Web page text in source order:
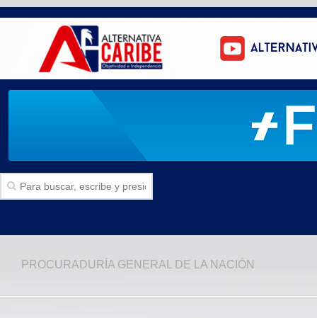
Politica
PROCURADURÍA GENERAL DE LA NACIÓN